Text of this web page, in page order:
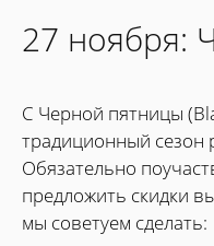
27 ноября:
С Черной пятницы
традиционный сезон
Обязательно
предложить скидки
мы советуем сделать: